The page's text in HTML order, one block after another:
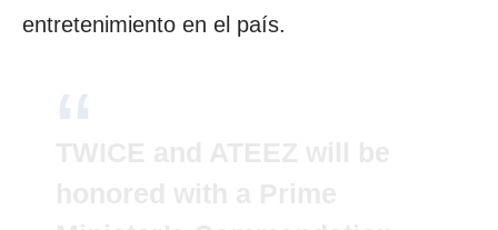
entretenimiento en el país.